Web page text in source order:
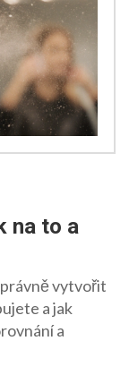
na to a
vytvořit
a jak
a